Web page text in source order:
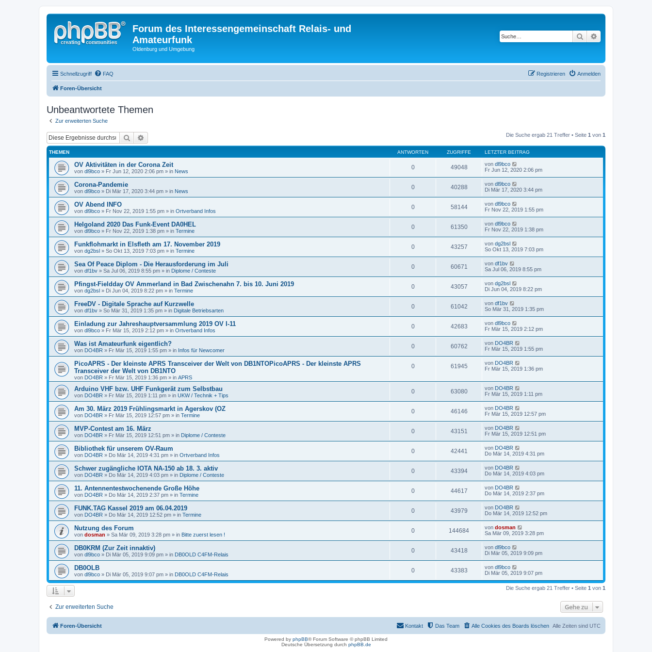
Forum des Interessengemeinschaft Relais- und
Amateurfunk
Oldenburg und Umgebung
Suche
Schnellzugriff FAQ Anmelden
Registrieren
Foren-Übersicht
Unbeantwortete Themen
Zur erweiterten Suche
Suche Die Suche ergab 21 Treffer • Seite 1 von 1
THEMEN ANTWORTEN ZUGRIFFE LETZTER BEITRAG
OV Aktivitäten in der Corona Zeit
von dl9bco » Fr Jun 12, 2020 2:06 pm » in News
0 49048 von dl9bco
Fr Jun 12, 2020 2:06 pm
Corona-Pandemie
von dl9bco » Di Mär 17, 2020 3:44 pm » in News
0 40288 von dl9bco
Di Mär 17, 2020 3:44 pm
OV Abend INFO
von dl9bco » Fr Nov 22, 2019 1:55 pm » in Ortverband Infos
0 58144 von dl9bco
Fr Nov 22, 2019 1:55 pm
Helgoland 2020 Das Funk-Event DA0HEL
von dl9bco » Fr Nov 22, 2019 1:38 pm » in Termine
0 61350 von dl9bco
Fr Nov 22, 2019 1:38 pm
Funkflohmarkt in Elsfleth am 17. November 2019
von dg2bsl » So Okt 13, 2019 7:03 pm » in Termine
0 43257 von dg2bsl
So Okt 13, 2019 7:03 pm
Sea Of Peace Diplom - Die Herausforderung im Juli
von df1bv » Sa Jul 06, 2019 8:55 pm » in Diplome / Conteste
0 60671 von df1bv
Sa Jul 06, 2019 8:55 pm
Pfingst-Fieldday OV Ammerland in Bad Zwischenahn 7. bis 10. Juni 2019
von dg2bsl » Di Jun 04, 2019 8:22 pm » in Termine
0 43057 von dg2bsl
Di Jun 04, 2019 8:22 pm
FreeDV - Digitale Sprache auf Kurzwelle
von df1bv » So Mär 31, 2019 1:35 pm » in Digitale Betriebsarten
0 61042 von df1bv
So Mär 31, 2019 1:35 pm
Einladung zur Jahreshauptversammlung 2019 OV I-11
von dl9bco » Fr Mär 15, 2019 2:12 pm » in Ortverband Infos
0 42683 von dl9bco
Fr Mär 15, 2019 2:12 pm
Was ist Amateurfunk eigentlich?
von DO4BR » Fr Mär 15, 2019 1:55 pm » in Infos für Newcomer
0 60762 von DO4BR
Fr Mär 15, 2019 1:55 pm
PicoAPRS - Der kleinste APRS Transceiver der Welt von DB1NTOPicoAPRS - Der kleinste APRS
Transceiver der Welt von DB1NTO
von DO4BR » Fr Mär 15, 2019 1:36 pm » in APRS
0 61945 von DO4BR
Fr Mär 15, 2019 1:36 pm
Arduino VHF bzw. UHF Funkgerät zum Selbstbau
von DO4BR » Fr Mär 15, 2019 1:11 pm » in UKW / Technik + Tips
0 63080 von DO4BR
Fr Mär 15, 2019 1:11 pm
Am 30. März 2019 Frühlingsmarkt in Agerskov (OZ
von DO4BR » Fr Mär 15, 2019 12:57 pm » in Termine
0 46146 von DO4BR
Fr Mär 15, 2019 12:57 pm
MVP-Contest am 16. März
von DO4BR » Fr Mär 15, 2019 12:51 pm » in Diplome / Conteste
0 43151 von DO4BR
Fr Mär 15, 2019 12:51 pm
Bibliothek für unserem OV-Raum
von DO4BR » Do Mär 14, 2019 4:31 pm » in Ortverband Infos
0 42441 von DO4BR
Do Mär 14, 2019 4:31 pm
Schwer zugängliche IOTA NA-150 ab 18. 3. aktiv
von DO4BR » Do Mär 14, 2019 4:03 pm » in Diplome / Conteste
0 43394 von DO4BR
Do Mär 14, 2019 4:03 pm
11. Antennentestwochenende Große Höhe
von DO4BR » Do Mär 14, 2019 2:37 pm » in Termine
0 44617 von DO4BR
Do Mär 14, 2019 2:37 pm
FUNK.TAG Kassel 2019 am 06.04.2019
von DO4BR » Do Mär 14, 2019 12:52 pm » in Termine
0 43979 von DO4BR
Do Mär 14, 2019 12:52 pm
Nutzung des Forum
von dosman » Sa Mär 09, 2019 3:28 pm » in Bitte zuerst lesen !
0 144684 von dosman
Sa Mär 09, 2019 3:28 pm
DB0KRM (Zur Zeit innaktiv)
von dl9bco » Di Mär 05, 2019 9:09 pm » in DB0OLD C4FM-Relais
0 43418 von dl9bco
Di Mär 05, 2019 9:09 pm
DB0OLB
von dl9bco » Di Mär 05, 2019 9:07 pm » in DB0OLD C4FM-Relais
0 43383 von dl9bco
Di Mär 05, 2019 9:07 pm
Die Suche ergab 21 Treffer • Seite 1 von 1
Zur erweiterten Suche Gehe zu
Foren-Übersicht Alle Zeiten sind UTC
Alle Cookies des Boards löschen
Das Team
Kontakt
Powered by phpBB® Forum Software © phpBB Limited
Deutsche Übersetzung durch phpBB.de